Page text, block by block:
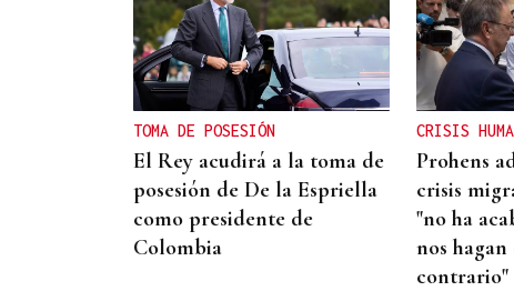
TOMA DE POSESIÓN
El Rey acudirá a la toma de
posesión de De la Espriella
como presidente de
Colombia
CRISIS
Prohens
crisis
"no ha
nos
contrario"